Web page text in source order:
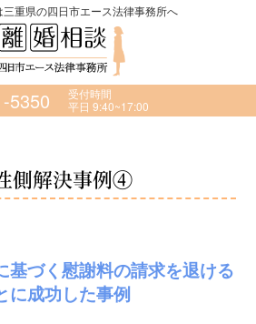
重県の四日市エース法律事務所へ
5350
受付時間
平日 9:40~17:00
側解決事例④
基づく慰謝料の請求を退ける
に成功した事例